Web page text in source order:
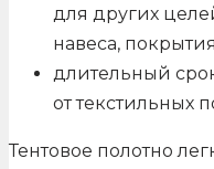
для других
навеса,
длительный
от текстильных
Тентовое полотно